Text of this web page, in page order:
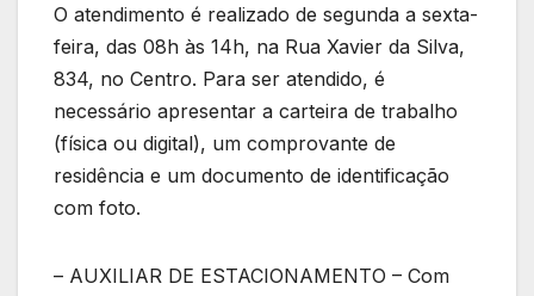
O atendimento é realizado de segunda a sexta-
feira, das 08h às 14h, na Rua Xavier da Silva,
834, no Centro. Para ser atendido, é
necessário apresentar a carteira de trabalho
(física ou digital), um comprovante de
residência e um documento de identificação
com foto.
– AUXILIAR DE ESTACIONAMENTO – Com